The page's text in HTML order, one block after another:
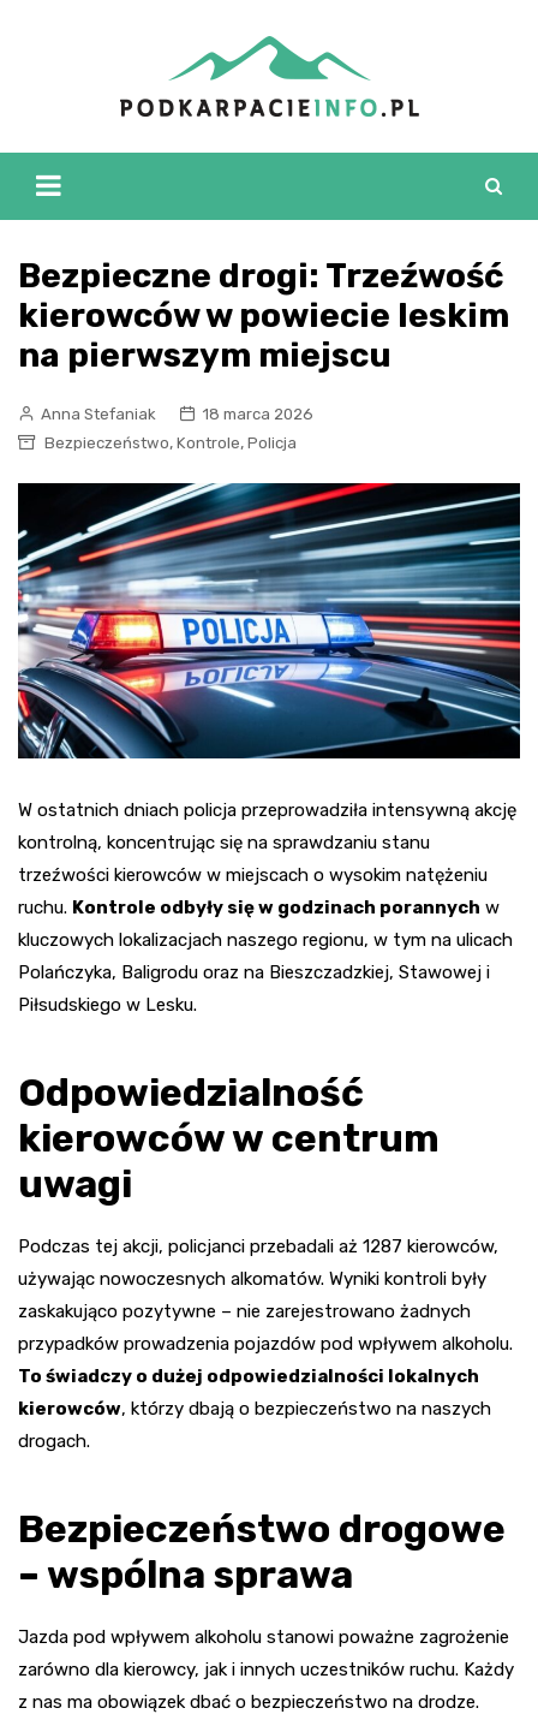
Bezpieczne drogi: Trzeźwość
kierowców w powiecie leskim
na pierwszym miejscu
Anna Stefaniak
18 marca 2026
Bezpieczeństwo, Kontrole, Policja
W ostatnich dniach policja przeprowadziła intensywną akcję
kontrolną, koncentrując się na sprawdzaniu stanu
trzeźwości kierowców w miejscach o wysokim natężeniu
ruchu. Kontrole odbyły się w godzinach porannych w
kluczowych lokalizacjach naszego regionu, w tym na ulicach
Polańczyka, Baligrodu oraz na Bieszczadzkiej, Stawowej i
Piłsudskiego w Lesku.
Odpowiedzialność
kierowców w centrum
uwagi
Podczas tej akcji, policjanci przebadali aż 1287 kierowców,
używając nowoczesnych alkomatów. Wyniki kontroli były
zaskakująco pozytywne – nie zarejestrowano żadnych
przypadków prowadzenia pojazdów pod wpływem alkoholu.
To świadczy o dużej odpowiedzialności lokalnych
kierowców, którzy dbają o bezpieczeństwo na naszych
drogach.
Bezpieczeństwo drogowe
– wspólna sprawa
Jazda pod wpływem alkoholu stanowi poważne zagrożenie
zarówno dla kierowcy, jak i innych uczestników ruchu. Każdy
z nas ma obowiązek dbać o bezpieczeństwo na drodze.